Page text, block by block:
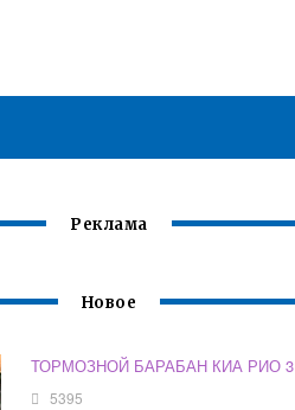
Реклама
Новое
ТОРМОЗНОЙ БАРАБАН КИА РИО 3
5395